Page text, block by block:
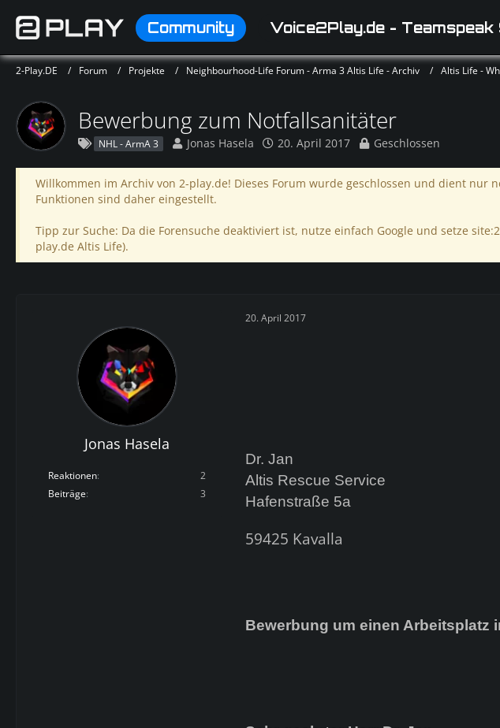
Community Voice2Play.de -
2-Play.DE Forum Projekte Neighbourhood-Life Forum - Arma 3 Altis Life - Archiv Altis Life -
Bewerbung zum Notfallsanitäter
NHL - ArmA 3 Jonas Hasela 20. April 2017 Geschlossen
Willkommen im Archiv von 2-play.de! Dieses Forum wurde geschlossen und dient nur
Funktionen sind daher eingestellt.
Tipp zur Suche: Da die Forensuche deaktiviert ist, nutze einfach Google und setze
play.de Altis Life).
Jonas Hasela
Reaktionen
2
Beiträge
3
20. April 2017
Dr. Jan
Altis Rescue Service
Hafenstraße 5a
59425 Kavalla
Bewerbung um einen Arbeitsplatz